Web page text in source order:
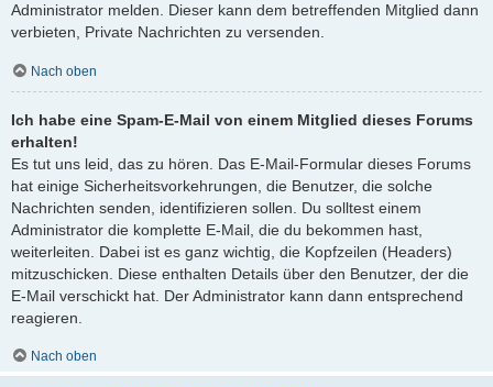
Administrator melden. Dieser kann dem betreffenden Mitglied dann
verbieten, Private Nachrichten zu versenden.
Nach oben
Ich habe eine Spam-E-Mail von einem Mitglied dieses Forums
erhalten!
Es tut uns leid, das zu hören. Das E-Mail-Formular dieses Forums
hat einige Sicherheitsvorkehrungen, die Benutzer, die solche
Nachrichten senden, identifizieren sollen. Du solltest einem
Administrator die komplette E-Mail, die du bekommen hast,
weiterleiten. Dabei ist es ganz wichtig, die Kopfzeilen (Headers)
mitzuschicken. Diese enthalten Details über den Benutzer, der die
E-Mail verschickt hat. Der Administrator kann dann entsprechend
reagieren.
Nach oben